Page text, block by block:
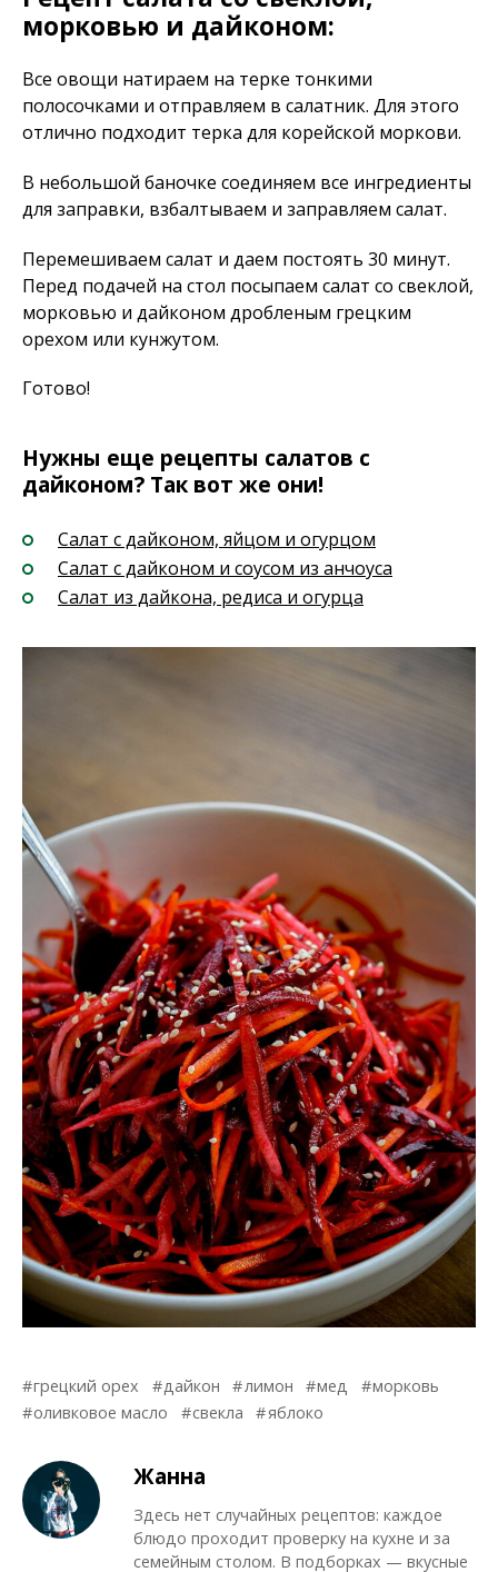
морковью и дайконом:
Все овощи натираем на терке тонкими
полосочками и отправляем в салатник. Для этого
отлично подходит терка для корейской моркови.
В небольшой баночке соединяем все ингредиенты
для заправки, взбалтываем и заправляем салат.
Перемешиваем салат и даем постоять 30 минут.
Перед подачей на стол посыпаем салат со свеклой,
морковью и дайконом дробленым грецким
орехом или кунжутом.
Готово!
Нужны еще рецепты салатов с
дайконом? Так вот же они!
Салат с дайконом, яйцом и огурцом
Салат с дайконом и соусом из анчоуса
Салат из дайкона, редиса и огурца
грецкий орех дайкон лимон мед
морковь
оливковое масло
свекла яблоко
Жанна
Здесь нет случайных рецептов: каждое
блюдо проходит проверку на кухне и за
семейным столом. В подборках — вкусные